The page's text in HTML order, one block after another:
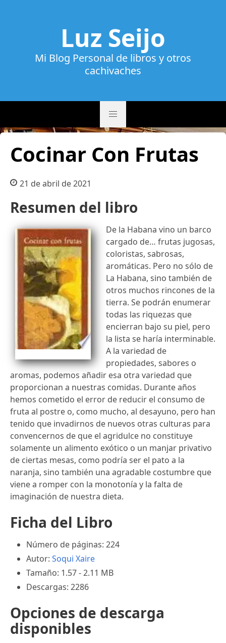
Luz Seijo
Mi Blog Personal de libros y otros
cachivaches
Cocinar Con Frutas
21 de abril de 2021
Resumen del libro
De la Habana vino un barco
cargado de… frutas jugosas,
coloristas, sabrosas,
aromáticas. Pero no sólo de
La Habana, sino también de
otros muchos rincones de la
tierra. Se podrán enumerar
todas las riquezas que
encierran bajo su piel, pero
la lista se haría interminable.
A la variedad de
propiedades, sabores o
aromas, podemos añadir esa otra variedad que
proporcionan a nuestras comidas. Durante años
hemos cometido el error de reducir el consumo de
fruta al postre o, como mucho, al desayuno, pero han
tenido que invadirnos de nuevos otras culturas para
convencernos de que el agridulce no constituye
solamente un alimento exótico o un manjar privativo
de ciertas mesas, como podría ser el pato a la
naranja, sino también una agradable costumbre que
viene a romper con la monotonía y la falta de
imaginación de nuestra dieta.
Ficha del Libro
Número de páginas: 224
Autor: Soqui Xaire
Tamaño: 1.57 - 2.11 MB
Descargas: 2286
Opciones de descarga
disponibles